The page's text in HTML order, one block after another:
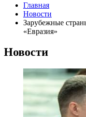
Главная
Новости
Зарубежные
«Евразия»
Новости